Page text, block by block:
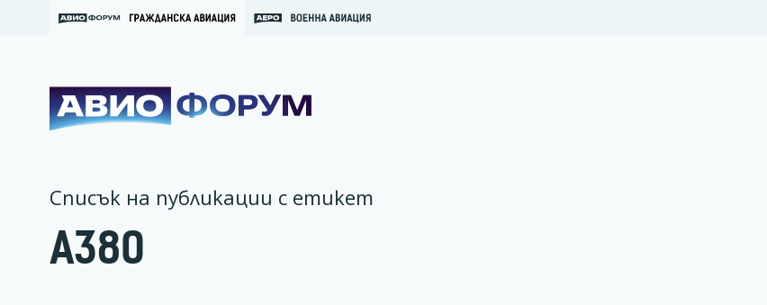
Списък на публикации с етикет
A380